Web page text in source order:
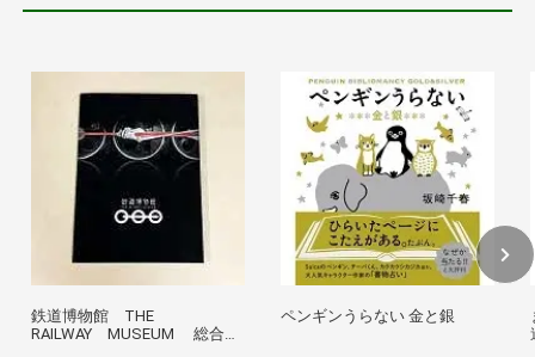
鉄道博物館 THE
RAILWAY MUSEUM 総合図
ペンギンうらない 金と銀